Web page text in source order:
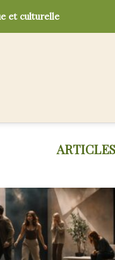
et culturelle